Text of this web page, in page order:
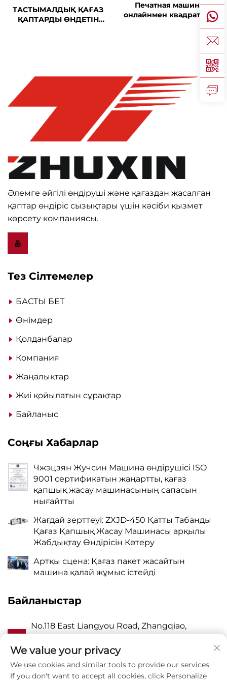
ТАСТЫМАЛДЫҚ ҚАҒАЗ
ҚАПТАРДЫ ӨНДЕТІН
ТІКБҰРЫШТЫ ТҮПТЕЛІ
СЫЗЫҚТА ОРНАЛАСҚАН)
Печатная машина
онлайнмен квадраттық
түбінді қағаздық көлік
Әлемге әйгілі өндіруші және қағаздан жасалған
қаптар өндіріс сызықтары үшін кәсіби қызмет
көрсету компаниясы.
Тез Сілтемелер
БАСТЫ БЕТ
Өнімдер
Қолданбалар
Компания
Жаңалықтар
Жиі қойылатын сұрақтар
Байланыс
Соңғы Хабарлар
Чжэцзян Жучсин Машина өндірушісі ISO
9001 сертификатын жаңартты, қағаз
қапшық жасау машинасының сапасын
нығайтты
Жағдай зерттеуі: ZXJD-450 Қатты Табанды
Қағаз Қапшық Жасау Машинасы арқылы
Жабдықтау Өндірісін Көтеру
Артқы сцена: Қағаз пакет жасайтын
машина қалай жұмыс істейді
Байланыстар
А
No.118 East Liangyou Road, Zhangqiao,
Wanquan Town, Pingyang, Wenzhou City,
Zhejiang P.R. China 325409
P 8615988795434
We value your privacy
We use cookies and similar tools to provide our services.
If you don't want to accept all cookies, click Personalize